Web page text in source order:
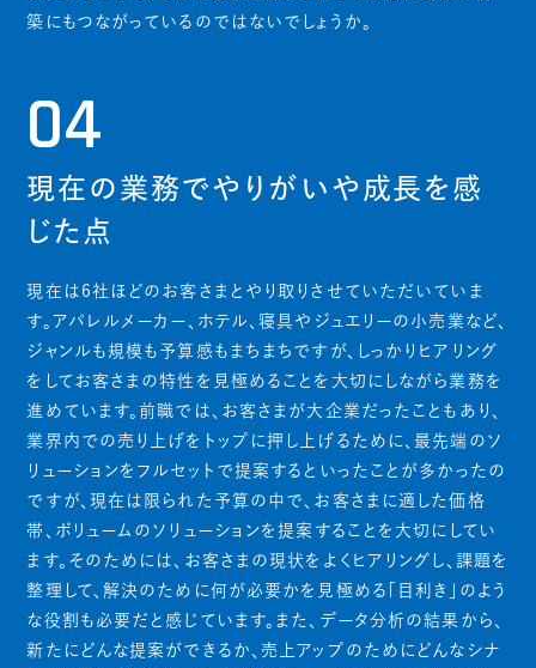
築にもつながっているのではないでしょうか。
04
現在の業務でやりがいや成長を感
じた点
現在は6社ほどのお客さまとやり取りさせていただいていま
す。アパレルメーカー、ホテル、寝具やジュエリーの小売業など、
ジャンルも規模も予算感もまちまちですが、しっかりヒアリング
をしてお客さまの特性を見極めることを大切にしながら業務を
進めています。前職では、お客さまが大企業だったこともあり、
業界内での売り上げをトップに押し上げるために、最先端のソ
リューションをフルセットで提案するといったことが多かったの
ですが、現在は限られた予算の中で、お客さまに適した価格
帯、ボリュームのソリューションを提案することを大切にしてい
ます。そのためには、お客さまの現状をよくヒアリングし、課題を
整理して、解決のために何が必要かを見極める「目利き」のよう
な役割も必要だと感じています。また、データ分析の結果から、
新たにどんな提案ができるか、売上アップのためにどんなシナ